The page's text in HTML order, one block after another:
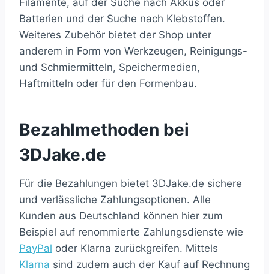
Filamente, auf der Suche nach Akkus oder
Batterien und der Suche nach Klebstoffen.
Weiteres Zubehör bietet der Shop unter
anderem in Form von Werkzeugen, Reinigungs-
und Schmiermitteln, Speichermedien,
Haftmitteln oder für den Formenbau.
Bezahlmethoden bei
3DJake.de
Für die Bezahlungen bietet 3DJake.de sichere
und verlässliche Zahlungsoptionen. Alle
Kunden aus Deutschland können hier zum
Beispiel auf renommierte Zahlungsdienste wie
PayPal oder Klarna zurückgreifen. Mittels
Klarna sind zudem auch der Kauf auf Rechnung